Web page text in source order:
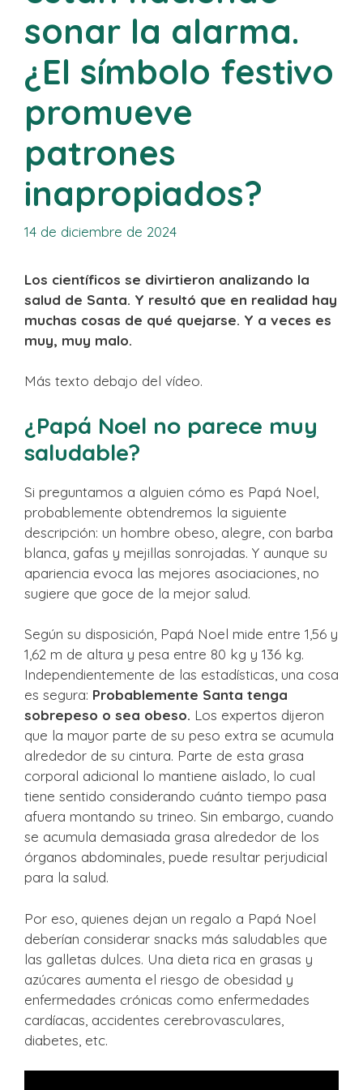
sonar la alarma.
¿El símbolo festivo
promueve
patrones
inapropiados?
14 de diciembre de 2024
Los científicos se divirtieron analizando la
salud de Santa. Y resultó que en realidad hay
muchas cosas de qué quejarse. Y a veces es
muy, muy malo.
Más texto debajo del vídeo.
¿Papá Noel no parece muy
saludable?
Si preguntamos a alguien cómo es Papá Noel,
probablemente obtendremos la siguiente
descripción: un hombre obeso, alegre, con barba
blanca, gafas y mejillas sonrojadas. Y aunque su
apariencia evoca las mejores asociaciones, no
sugiere que goce de la mejor salud.
Según su disposición, Papá Noel mide entre 1,56 y
1,62 m de altura y pesa entre 80 kg y 136 kg.
Independientemente de las estadísticas, una cosa
es segura: Probablemente Santa tenga
sobrepeso o sea obeso. Los expertos dijeron
que la mayor parte de su peso extra se acumula
alrededor de su cintura. Parte de esta grasa
corporal adicional lo mantiene aislado, lo cual
tiene sentido considerando cuánto tiempo pasa
afuera montando su trineo. Sin embargo, cuando
se acumula demasiada grasa alrededor de los
órganos abdominales, puede resultar perjudicial
para la salud.
Por eso, quienes dejan un regalo a Papá Noel
deberían considerar snacks más saludables que
las galletas dulces. Una dieta rica en grasas y
azúcares aumenta el riesgo de obesidad y
enfermedades crónicas como enfermedades
cardíacas, accidentes cerebrovasculares,
diabetes, etc.